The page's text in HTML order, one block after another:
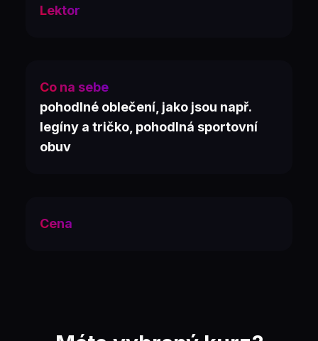
Lektor
Co na sebe
pohodlné oblečení, jako jsou např.
legíny a tričko, pohodlná sportovní
obuv
Cena